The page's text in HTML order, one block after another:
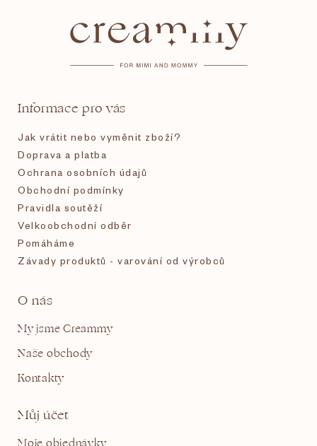
Informace pro vás
Jak vrátit nebo vyměnit zboží?
Doprava a platba
Ochrana osobních údajů
Obchodní podmínky
Pravidla soutěží
Velkoobchodní odběr
Pomáháme
Závady produktů - varování od výrobců
O nás
My jsme Creammy
Naše obchody
Kontakty
Můj účet